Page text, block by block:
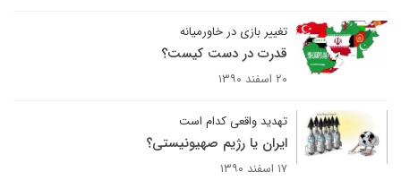
تغییر بازی در خاورمیانه
قدرت در دست کیست؟
۲۰ اسفند ۱۳۹۰
تهدید واقعی کدام است
ایران یا رژیم صهیونیستی؟
۱۷ اسفند ۱۳۹۰